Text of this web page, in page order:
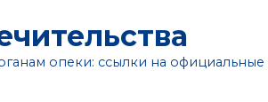
опеки: ссылки на официальные